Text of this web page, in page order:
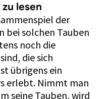
lesen
der
bei solchen Tauben
noch die
die sich
übrigens ein
erlebt. Nimmt man
seine Tauben, wird